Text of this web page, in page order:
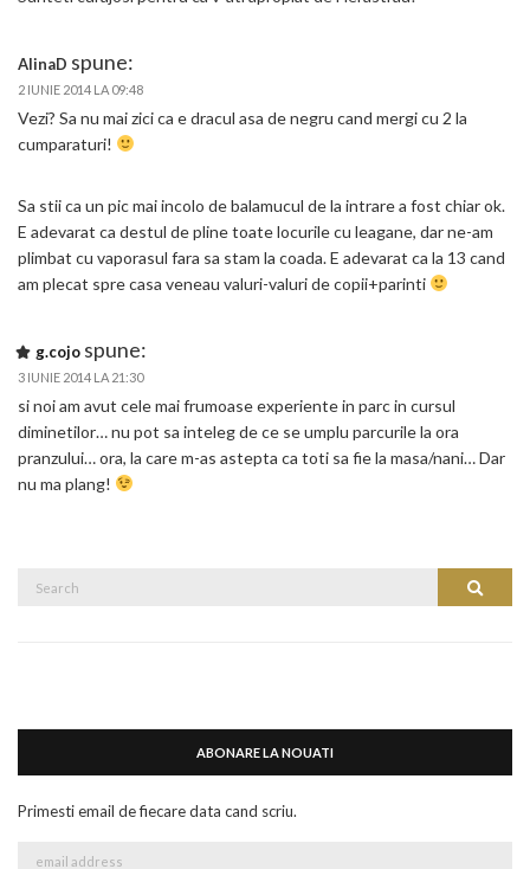
AlinaD spune:
2 IUNIE 2014 LA 09:48
Vezi? Sa nu mai zici ca e dracul asa de negru cand mergi cu 2 la
cumparaturi!
Sa stii ca un pic mai incolo de balamucul de la intrare a fost chiar ok.
E adevarat ca destul de pline toate locurile cu leagane, dar ne-am
plimbat cu vaporasul fara sa stam la coada. E adevarat ca la 13 cand
am plecat spre casa veneau valuri-valuri de copii+parinti
g.cojo spune:
3 IUNIE 2014 LA 21:30
si noi am avut cele mai frumoase experiente in parc in cursul
diminetilor… nu pot sa inteleg de ce se umplu parcurile la ora
pranzului… ora, la care m-as astepta ca toti sa fie la masa/nani… Dar
nu ma plang!
Search
ABONARE LA NOUATI
Primesti email de fiecare data cand scriu.